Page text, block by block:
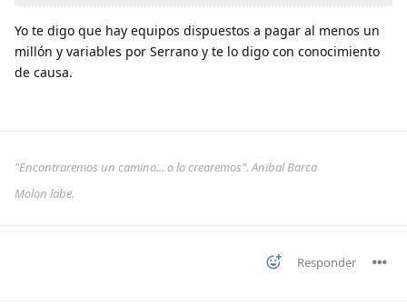
Yo te digo que hay equipos dispuestos a pagar al menos un
millón y variables por Serrano y te lo digo con conocimiento
de causa.
"Encontraremos un camino... o lo crearemos". Anibal Barca
Molon labe.
Responder